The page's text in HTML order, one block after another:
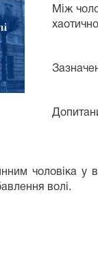
Між
чоловіка у
волі.